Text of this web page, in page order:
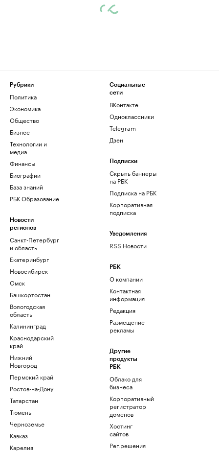
Рубрики
Политика
Экономика
Общество
Бизнес
Технологии и
медиа
Финансы
Биографии
База знаний
РБК Образование
Новости
регионов
Санкт-Петербург
и область
Екатеринбург
Новосибирск
Омск
Башкортостан
Вологодская
область
Калининград
Краснодарский
край
Нижний
Новгород
Пермский край
Ростов-на-Дону
Татарстан
Тюмень
Черноземье
Кавказ
Карелия
Социальные
сети
ВКонтакте
Одноклассники
Telegram
Дзен
Подписки
Скрыть баннеры
на РБК
Подписка на РБК
Корпоративная
подписка
Уведомления
RSS Новости
РБК
О компании
Контактная
информация
Редакция
Размещение
рекламы
Другие
продукты
РБК
Облако для
бизнеса
Корпоративный
регистратор
доменов
Хостинг
сайтов
Рег.решения